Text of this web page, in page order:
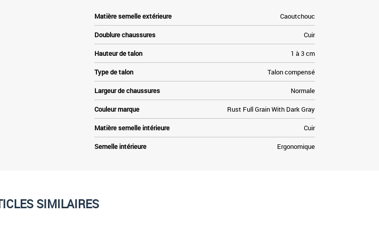
Matière semelle extérieure Caoutchouc
Doublure chaussures Cuir
Hauteur de talon 1 à 3 cm
Type de talon Talon compensé
Largeur de chaussures Normale
Couleur marque Rust Full Grain With Dark Gray
Matière semelle intérieure Cuir
Semelle intérieure Ergonomique
SIMILAIRES